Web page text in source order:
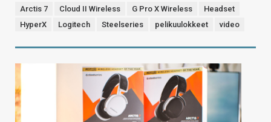
Arctis 7 Cloud II Wireless G Pro X Wireless
Headset
HyperX
Logitech Steelseries pelikuulokkeet video